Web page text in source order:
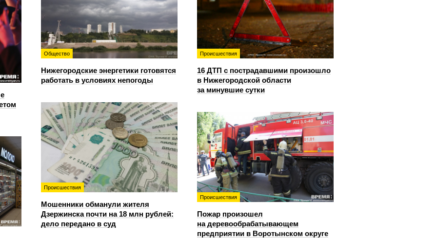
Общество
Нижегородские энергетики готовятся
работать в условиях непогоды
Происшествия
16 ДТП с пострадавшими произошло
в Нижегородской области
за минувшие сутки
Происшествия
Мошенники обманули жителя
Дзержинска почти на 18 млн рублей:
дело передано в суд
Происшествия
Пожар произошел
на деревообрабатывающем
предприятии в Воротынском округе